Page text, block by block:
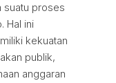
suatu proses
Hal ini
kekuatan
publik,
anggaran